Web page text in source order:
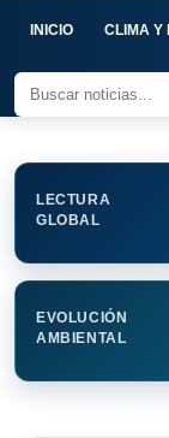
INICIO CLIMA Y
LECTURA
GLOBAL
EVOLUCIÓN
AMBIENTAL